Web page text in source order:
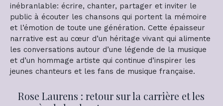
inébranlable: écrire, chanter, partager et inviter le
public à écouter les chansons qui portent la mémoire
et l’émotion de toute une génération. Cette épaisseur
narrative est au cœur d’un héritage vivant qui alimente
les conversations autour d’une légende de la musique
et d’un hommage artiste qui continue d’inspirer les
jeunes chanteurs et les fans de musique française.
Rose Laurens : retour sur la carrière et les